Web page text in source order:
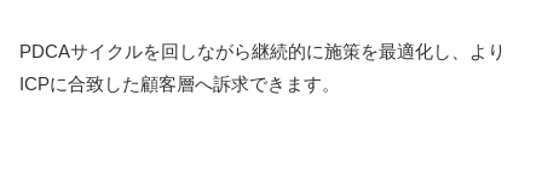
PDCAサイクルを回しながら継続的に施策を最適化し、より
ICPに合致した顧客層へ訴求できます。